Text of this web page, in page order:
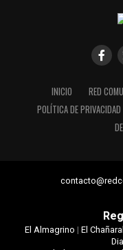
INICIO RED
POLÍTICA DE PRIVACIDAD
El Almagrino | El